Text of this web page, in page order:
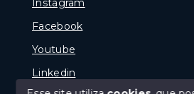
Facebook
Youtube
Linkedin